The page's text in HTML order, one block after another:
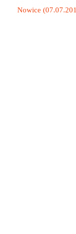
Nowice